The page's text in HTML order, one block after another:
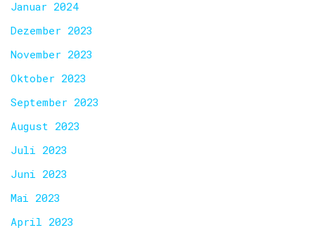
Januar 2024
Dezember 2023
November 2023
Oktober 2023
September 2023
August 2023
Juli 2023
Juni 2023
Mai 2023
April 2023